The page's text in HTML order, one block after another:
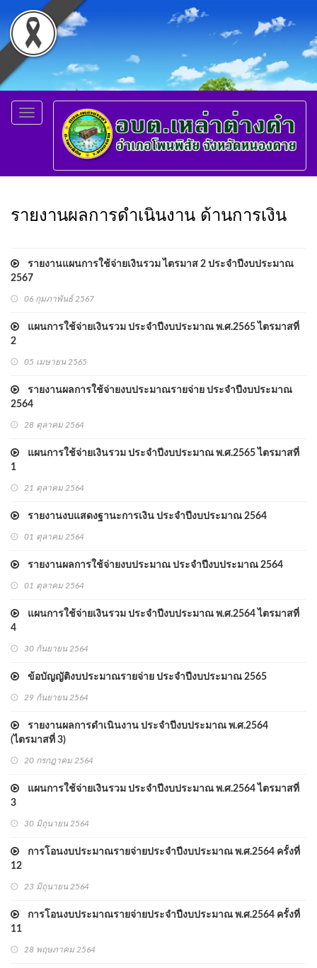
Toggle
navigation
รายงานผลการดำเนินงาน ด้านการเงิน
รายงานแผนการใช้จ่ายเงินรวม ไตรมาส 2 ประจำปีงบประมาณ
2567
06 กุมภาพันธ์ 2567
แผนการใช้จ่ายเงินรวม ประจำปีงบประมาณ พ.ศ.2565 ไตรมาสที่
2
05 เมษายน 2565
รายงานผลการใช้จ่ายงบประมาณรายจ่าย ประจำปีงบประมาณ
2564
28 ตุลาคม 2564
แผนการใช้จ่ายเงินรวม ประจำปีงบประมาณ พ.ศ.2565 ไตรมาสที่
1
21 ตุลาคม 2564
รายงานงบแสดงฐานะการเงิน ประจำปีงบประมาณ 2564
01 ตุลาคม 2564
รายงานผลการใช้จ่ายงบประมาณ ประจำปีงบประมาณ 2564
01 ตุลาคม 2564
แผนการใช้จ่ายเงินรวม ประจำปีงบประมาณ พ.ศ.2564 ไตรมาสที่
4
30 กันยายน 2564
ข้อบัญญัติงบประมาณรายจ่าย ประจําปีงบประมาณ 2565
29 กันยายน 2564
รายงานผลการดำเนินงาน ประจำปีงบประมาณ พ.ศ.2564
(ไตรมาสที่ 3)
20 กรกฎาคม 2564
แผนการใช้จ่ายเงินรวม ประจำปีงบประมาณ พ.ศ.2564 ไตรมาสที่
3
30 มิถุนายน 2564
การโอนงบประมาณรายจ่ายประจำปีงบประมาณ พ.ศ.2564 ครั้งที่
12
23 มิถุนายน 2564
การโอนงบประมาณรายจ่ายประจำปีงบประมาณ พ.ศ.2564 ครั้งที่
11
28 พฤษภาคม 2564